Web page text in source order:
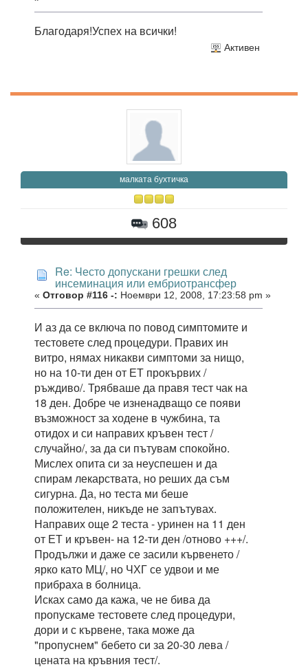
Благодаря!Успех на всички!
Активен
малката бухтичка
608
Re: Често допускани грешки след
инсеминация или ембриотрансфер
« Отговор #116 -: Ноември 12, 2008, 17:23:58 pm »
И аз да се включа по повод симптомите и
тестовете след процедури. Правих ин
витро, нямах никакви симптоми за нищо,
но на 10-ти ден от ЕТ прокървих /
ръждиво/. Трябваше да правя тест чак на
18 ден. Добре че изненадващо се появи
възможност за ходене в чужбина, та
отидох и си направих кръвен тест /
случайно/, за да си пътувам спокойно.
Мислех опита си за неуспешен и да
спирам лекарствата, но реших да съм
сигурна. Да, но теста ми беше
положителен, никъде не запътувах.
Направих още 2 теста - уринен на 11 ден
от ЕТ и кръвен- на 12-ти ден /отново +++/.
Продължи и даже се засили кървенето /
ярко като МЦ/, но ЧХГ се удвои и ме
прибраха в болница.
Исках само да кажа, че не бива да
пропускаме тестовете след процедури,
дори и с кървене, така може да
"пропуснем" бебето си за 20-30 лева /
цената на кръвния тест/.